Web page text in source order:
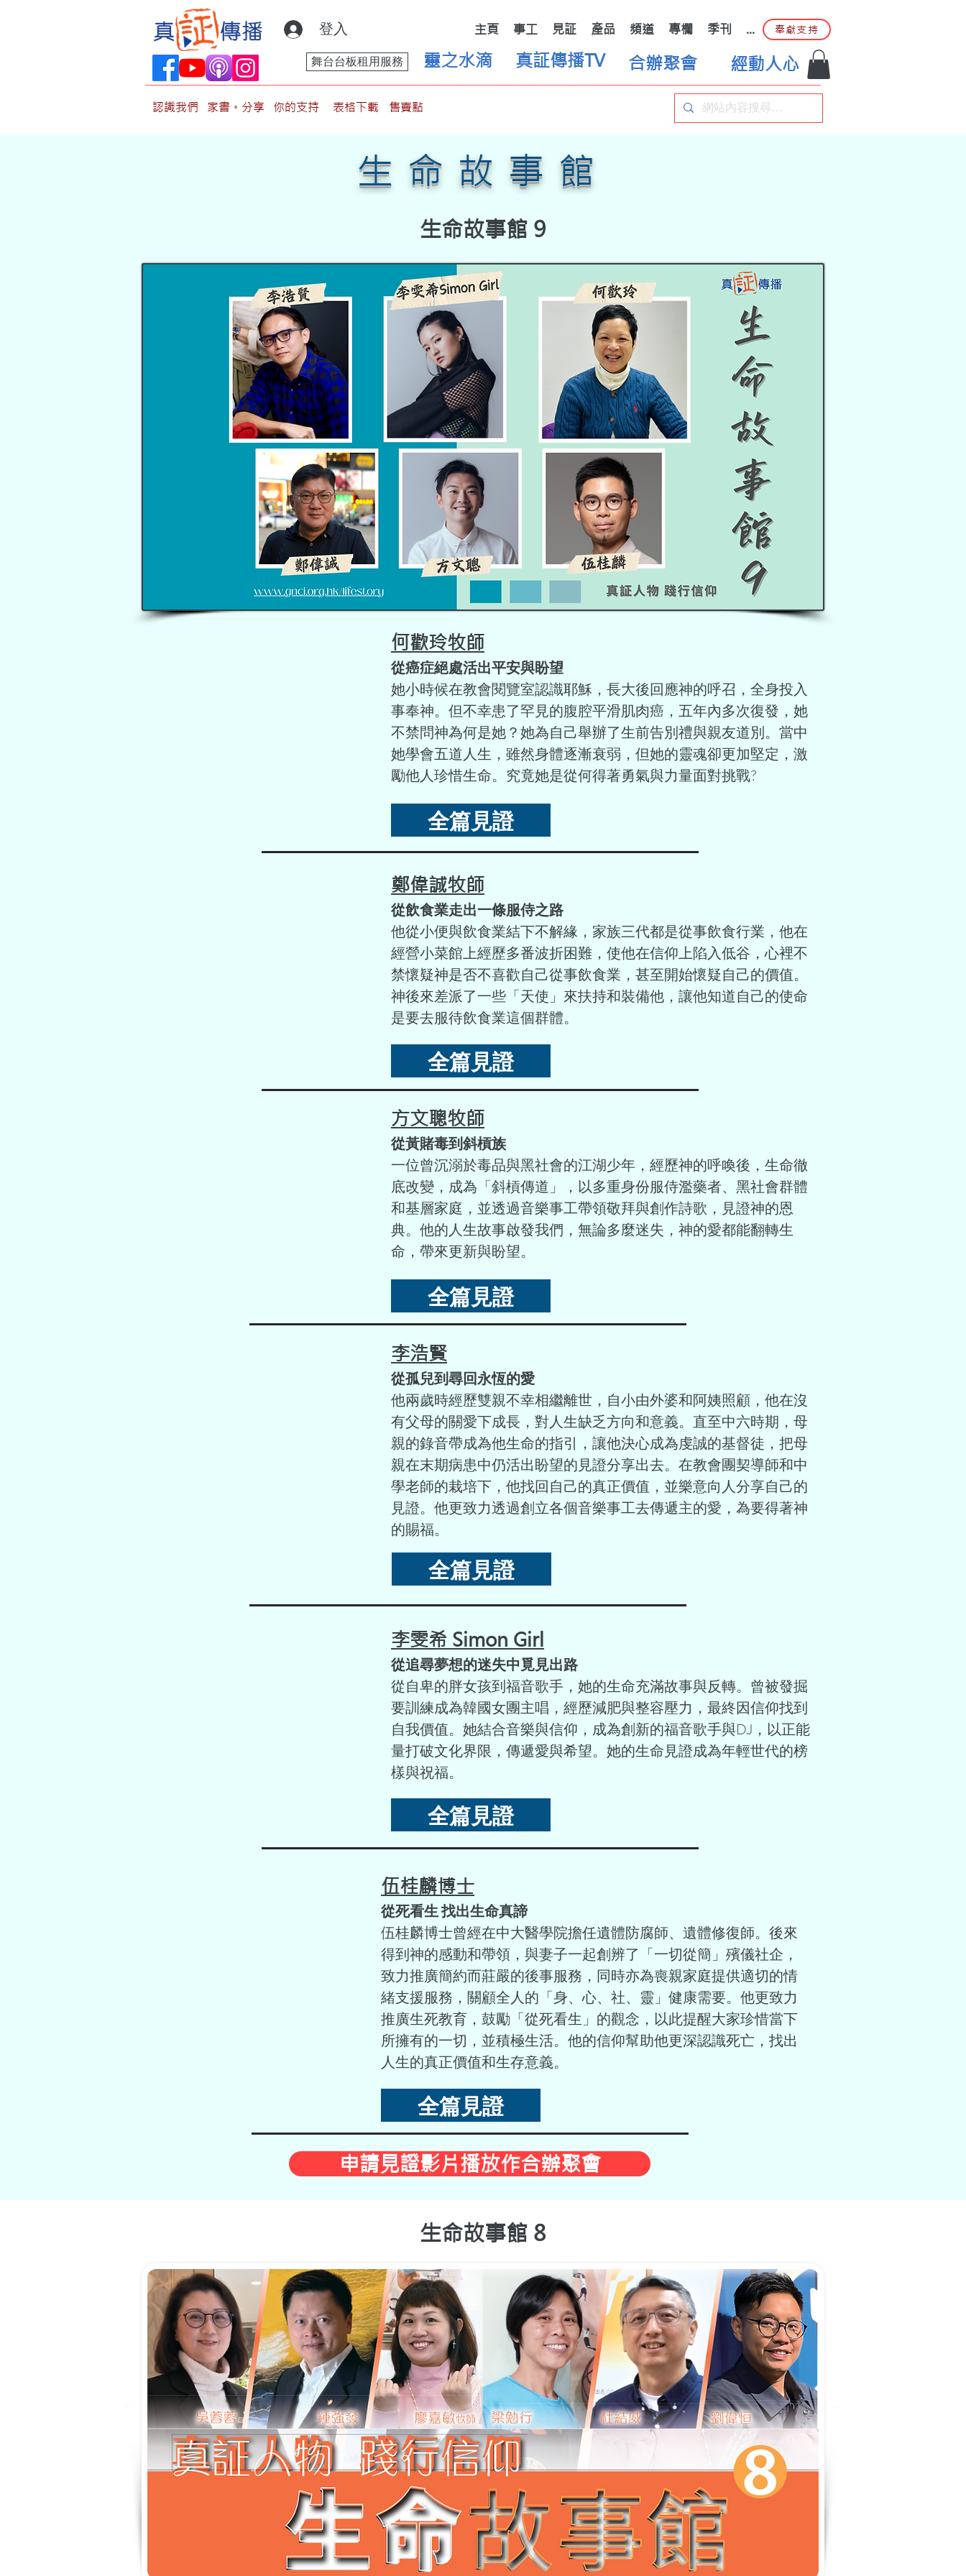
登入 主頁 事工 見証 產品 頻道 專欄 季刊 ... 奉獻支持
靈之水滴
舞台台板租用服務 真証傳播TV 合辦聚會 經動人心
認識我們 家書。分享 你的支持 表格下載 售賣點
生命故事館
生命故事館 9
何歡玲牧師
從癌症絕處活出平安與盼望
她小時候在教會閱覽室認識耶穌，長大後回應神的呼召，全身投入
事奉神。但不幸患了罕見的腹腔平滑肌肉癌，五年內多次復發，她
不禁問神為何是她？她為自己舉辦了生前告別禮與親友道別。當中
她學會五道人生，雖然身體逐漸衰弱，但她的靈魂卻更加堅定，激
勵他人珍惜生命。究竟她是從何得著勇氣與力量面對挑戰?
全篇見證
鄭偉誠牧師
從飲食業走出一條服侍之路
他從小便與飲食業結下不解緣，家族三代都是從事飲食行業，他在
經營小菜館上經歷多番波折困難，使他在信仰上陷入低谷，心裡不
禁懷疑神是否不喜歡自己從事飲食業，甚至開始懷疑自己的價值。
神後來差派了一些「天使」來扶持和裝備他，讓他知道自己的使命
是要去服待飲食業這個群體。
全篇見證
方文聰牧師
從黃賭毒到斜槓族
一位曾沉溺於毒品與黑社會的江湖少年，經歷神的呼喚後，生命徹
底改變，成為「斜槓傳道」，以多重身份服侍濫藥者、黑社會群體
和基層家庭，並透過音樂事工帶領敬拜與創作詩歌，見證神的恩
典。他的人生故事啟發我們，無論多麼迷失，神的愛都能翻轉生
命，帶來更新與盼望。
全篇見證
李浩賢
從孤兒到尋回永恆的愛
他兩歲時經歷雙親不幸相繼離世，自小由外婆和阿姨照顧，他在沒
有父母的關愛下成長，對人生缺乏方向和意義。直至中六時期，母
親的錄音帶成為他生命的指引，讓他決心成為虔誠的基督徒，把母
親在末期病患中仍活出盼望的見證分享出去。在教會團契導師和中
學老師的栽培下，他找回自己的真正價值，並樂意向人分享自己的
見證。他更致力透過創立各個音樂事工去傳遞主的愛，為要得著神
的賜福。
全篇見證
李雯希 Simon Girl
從追尋夢想的迷失中覓見出路
從自卑的胖女孩到福音歌手，她的生命充滿故事與反轉。曾被發掘
要訓練成為韓國女團主唱，經歷減肥與整容壓力，最終因信仰找到
自我價值。她結合音樂與信仰，成為創新的福音歌手與DJ，以正能
量打破文化界限，傳遞愛與希望。她的生命見證成為年輕世代的榜
樣與祝福。
全篇見證
伍桂麟博士
從死看生 找出生命真諦
伍桂麟博士曾經在中大醫學院擔任遺體防腐師、遺體修復師。後來
得到神的感動和帶領，與妻子一起創辨了「一切從簡」殯儀社企，
致力推廣簡約而莊嚴的後事服務，同時亦為喪親家庭提供適切的情
緒支援服務，關顧全人的「身、心、社、靈」健康需要。他更致力
推廣生死教育，鼓勵「從死看生」的觀念，以此提醒大家珍惜當下
所擁有的一切，並積極生活。他的信仰幫助他更深認識死亡，找出
人生的真正價值和生存意義。
全篇見證
申請見證影片播放作合辦聚會
生命故事館 8